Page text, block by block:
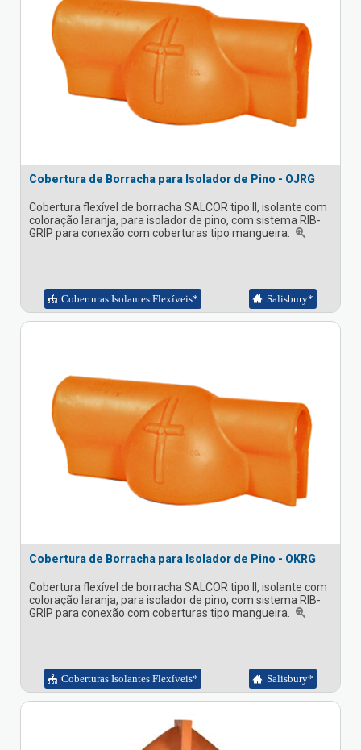
Cobertura de Borracha para Isolador de Pino - OJRG
Cobertura flexível de borracha SALCOR tipo II, isolante com
coloração laranja, para isolador de pino, com sistema RIB-
GRIP para conexão com coberturas tipo mangueira.
Coberturas Isolantes Flexíveis* Salisbury*
Cobertura de Borracha para Isolador de Pino - OKRG
Cobertura flexível de borracha SALCOR tipo II, isolante com
coloração laranja, para isolador de pino, com sistema RIB-
GRIP para conexão com coberturas tipo mangueira.
Coberturas Isolantes Flexíveis* Salisbury*